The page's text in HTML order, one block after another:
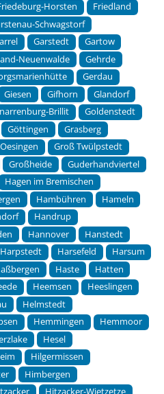
Horsten
Friedland
Schwagstorf
Garstedt
Gartow
Neuenwalde
Gehrde
Gerdau
Giesen Gifhorn
Glandorf
Brillit
Goldenstedt
Göttingen
Grasberg
Groß Twülpstedt
Großheide
Guderhandviertel
Hagen im Bremischen
Hambühren
Hameln
Handrup
Hannover
Hanstedt
Harpstedt Harsefeld
Harsum
Haste
Hatten
Heemsen
Heeslingen
Helmstedt
Hemmingen
Hemmoor
Hesel
Hilgermissen
Himbergen
Hitzacker-Wietzetze